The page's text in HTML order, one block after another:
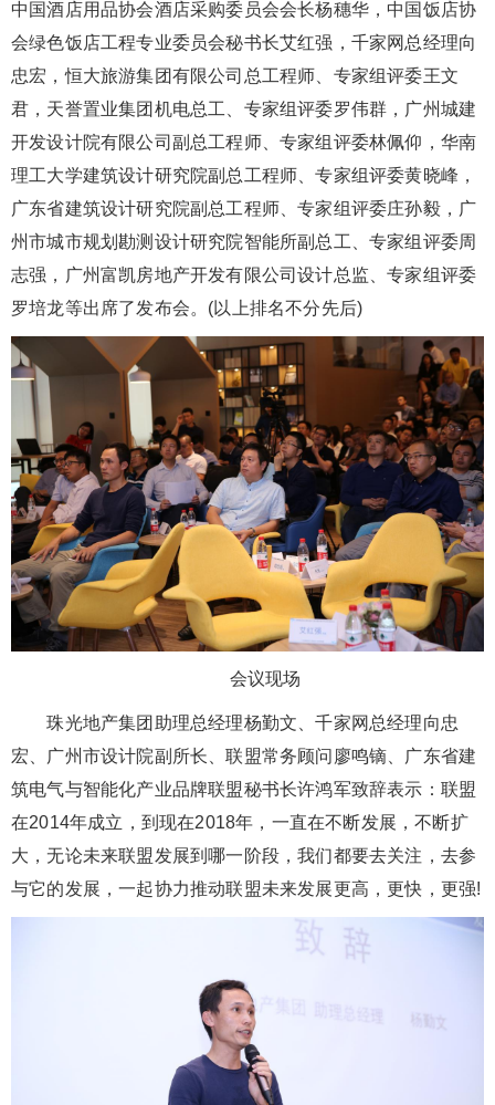
中国酒店用品协会酒店采购委员会会长杨穗华，中国饭店协
会绿色饭店工程专业委员会秘书长艾红强，千家网总经理向
忠宏，恒大旅游集团有限公司总工程师、专家组评委王文
君，天誉置业集团机电总工、专家组评委罗伟群，广州城建
开发设计院有限公司副总工程师、专家组评委林佩仰，华南
理工大学建筑设计研究院副总工程师、专家组评委黄晓峰，
广东省建筑设计研究院副总工程师、专家组评委庄孙毅，广
州市城市规划勘测设计研究院智能所副总工、专家组评委周
志强，广州富凯房地产开发有限公司设计总监、专家组评委
罗培龙等出席了发布会。(以上排名不分先后)
会议现场
珠光地产集团助理总经理杨勤文、千家网总经理向忠
宏、广州市设计院副所长、联盟常务顾问廖鸣镝、广东省建
筑电气与智能化产业品牌联盟秘书长许鸿军致辞表示：联盟
在2014年成立，到现在2018年，一直在不断发展，不断扩
大，无论未来联盟发展到哪一阶段，我们都要去关注，去参
与它的发展，一起协力推动联盟未来发展更高，更快，更强!